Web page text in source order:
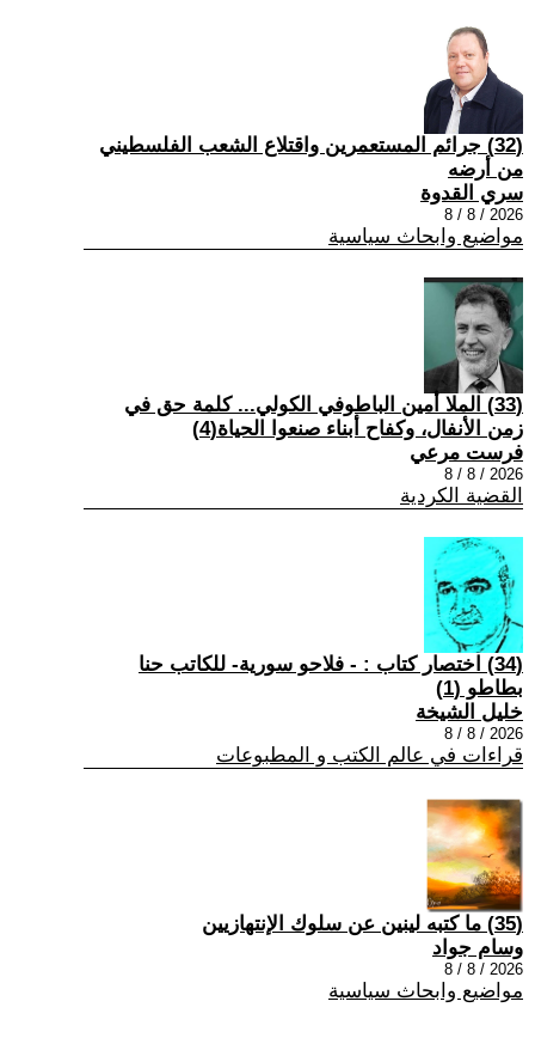
(32) جرائم المستعمرين واقتلاع الشعب الفلسطيني
من أرضه
سري القدوة
2026 / 8 / 8
مواضيع وابحاث سياسية
(33) الملا أمين الباطوفي الكولي... كلمة حق في
زمن الأنفال، وكفاح أبناء صنعوا الحياة(4)
فرست مرعي
2026 / 8 / 8
القضية الكردية
(34) اختصار كتاب : - فلاحو سورية- للكاتب حنا
بطاطو (1)
خليل الشيخة
2026 / 8 / 8
قراءات في عالم الكتب و المطبوعات
(35) ما كتبه لينين عن سلوك الإنتهازيين
وسام جواد
2026 / 8 / 8
مواضيع وابحاث سياسية